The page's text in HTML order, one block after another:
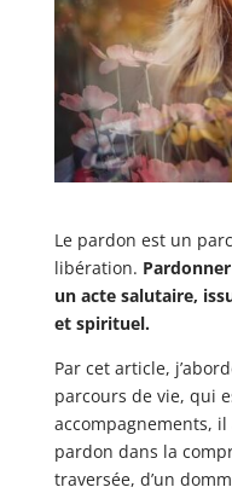
Le pardon est un
libération.
un acte salutaire,
et spirituel.
Par cet article,
parcours de vie, qui
accompagnements,
pardon dans la
traversée, d’un